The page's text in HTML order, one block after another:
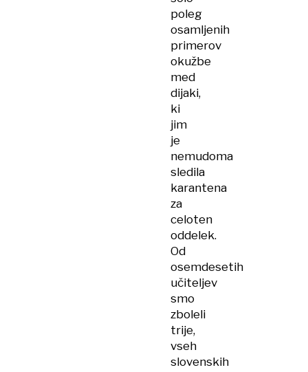
poleg
osamljenih
primerov
okužbe
med
dijaki,
ki
jim
je
nemudoma
sledila
karantena
za
celoten
oddelek.
Od
osemdesetih
učiteljev
smo
zboleli
trije,
vseh
slovenskih